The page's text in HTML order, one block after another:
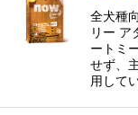
全犬種
リー ア
ートミ
せず、
用して